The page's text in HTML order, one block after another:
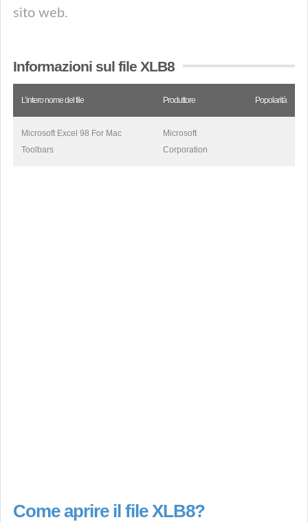
sito web.
Informazioni sul file XLB8
L’intero nome del file Produttore Popolarità
Microsoft Excel 98 For Mac
Toolbars
Microsoft
Corporation
Come aprire il file XLB8?